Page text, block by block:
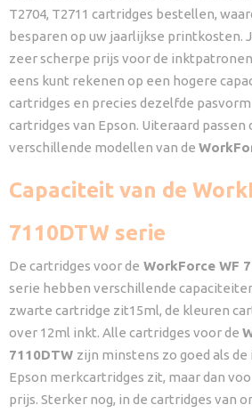
T2704, T2711 cartridges bestellen,
besparen op uw jaarlijkse printkosten.
zeer scherpe prijs voor de
eens kunt rekenen op een hogere
cartridges en precies dezelfde
cartridges van Epson. Uiteraard passen
verschillende modellen van de
Capaciteit van de
7110DTW serie
De cartridges voor de WorkForce WF
serie hebben verschillende
zwarte cartridge zit15ml, de kleuren
over 12ml inkt. Alle cartridges voor de
7110DTW zijn minstens zo goed als
Epson merkcartridges zit, maar dan
prijs. Sterker nog, in de cartridges van